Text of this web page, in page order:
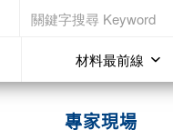
材料最前線
專家現場